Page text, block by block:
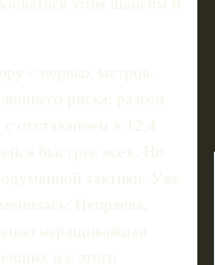
этим шансом и
с первых метров.
риска: разгон
отставанием в 12,4
быстрее всех. Но
тактики. Уже
Непряева,
наращивавшая
и с этого